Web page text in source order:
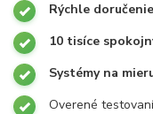
Rýchle doručenie
10 tisíce
Systémy na
Overené